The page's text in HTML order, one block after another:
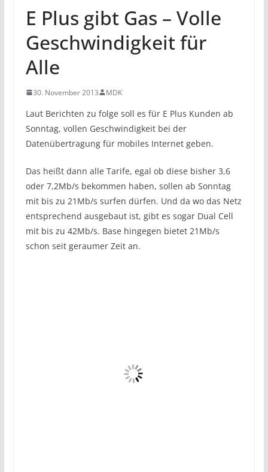
E Plus gibt Gas – Volle
Geschwindigkeit für
Alle
30. November 2013 MDK
Laut Berichten zu folge soll es für E Plus Kunden ab
Sonntag, vollen Geschwindigkeit bei der
Datenübertragung für mobiles Internet geben.
Das heißt dann alle Tarife, egal ob diese bisher 3,6
oder 7,2Mb/s bekommen haben, sollen ab Sonntag
mit bis zu 21Mb/s surfen dürfen. Und da wo das Netz
entsprechend ausgebaut ist, gibt es sogar Dual Cell
mit bis zu 42Mb/s. Base hingegen bietet 21Mb/s
schon seit geraumer Zeit an.